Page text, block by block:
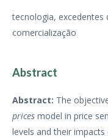
tecnologia, excedentes
comercialização
Abstract
Abstract: The
prices model in price
levels and their